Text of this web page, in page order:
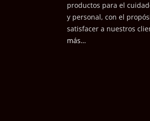
productos para el
y personal, con el
satisfacer a nuestros cli
más…